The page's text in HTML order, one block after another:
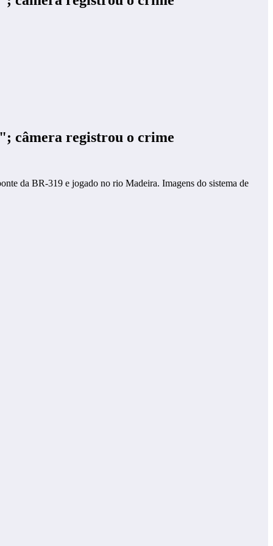
câmera registrou o crime
da BR-319 e jogado no rio Madeira. Imagens do sistema de